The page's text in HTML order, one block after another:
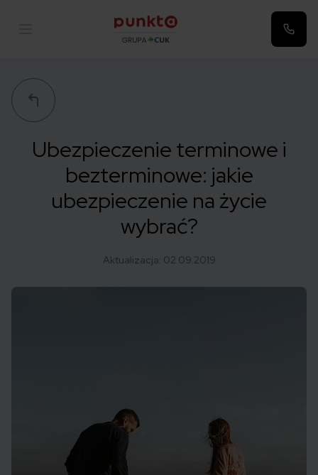
Ubezpieczenie terminowe i
bezterminowe: jakie
ubezpieczenie na życie
wybrać?
Aktualizacja: 02.09.2019